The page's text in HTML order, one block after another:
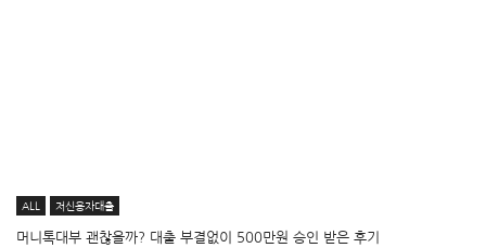
ALL 저신용자대출
머니톡대부 괜찮을까? 대출 부결없이 500만원 승인 받은 후기